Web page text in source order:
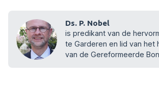
Ds. P. Nobel
is predikant van de
te Garderen en lid van het
van de Gereformeerde